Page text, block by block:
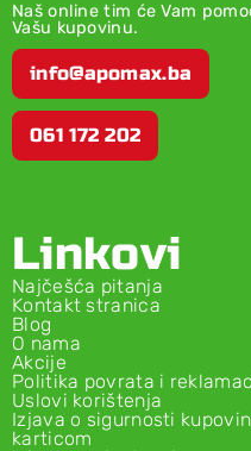
Naš online tim će Vam
Vašu kupovinu.
info@apomax.ba
061 172 202
Linkovi
Najčešća pitanja
Kontakt stranica
Blog
O nama
Akcije
Politika povrata i
Uslovi korištenja
Izjava o sigurnosti
karticom